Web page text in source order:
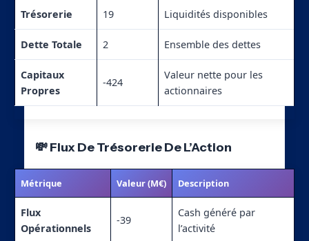
Trésorerie 19 Liquidités disponibles
Dette Totale 2 Ensemble des dettes
Capitaux
Propres
-424
Valeur nette pour les
actionnaires
💸 Flux De Trésorerie De L’Action
Métrique Valeur (M€) Description
Flux
Opérationnels
-39
Cash généré par
l’activité